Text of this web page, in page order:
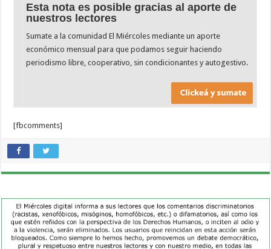
Esta nota es posible gracias al aporte de
nuestros lectores
Sumate a la comunidad El Miércoles mediante un aporte
económico mensual para que podamos seguir haciendo
periodismo libre, cooperativo, sin condicionantes y autogestivo.
[fbcomments]